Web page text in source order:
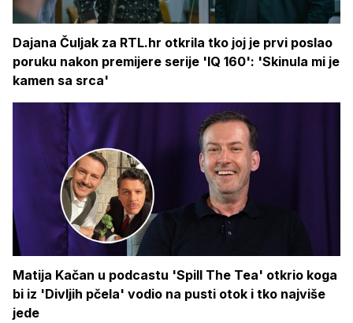
Dajana Čuljak za RTL.hr otkrila tko joj je prvi poslao
poruku nakon premijere serije 'IQ 160': 'Skinula mi je
kamen sa srca'
Matija Kačan u podcastu 'Spill The Tea' otkrio koga
bi iz 'Divljih pčela' vodio na pusti otok i tko najviše
jede